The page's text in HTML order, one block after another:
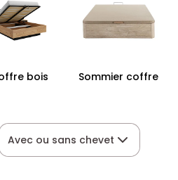
bois Sommier coffre
Avec ou sans chevet